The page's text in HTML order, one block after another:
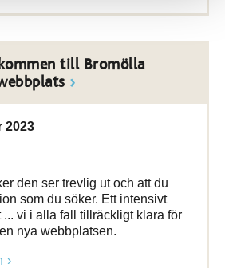
till Bromölla
2023
den ser trevlig ut och att du
som du söker. Ett intensivt
... vi i alla fall tillräckligt klara för
nya webbplatsen.